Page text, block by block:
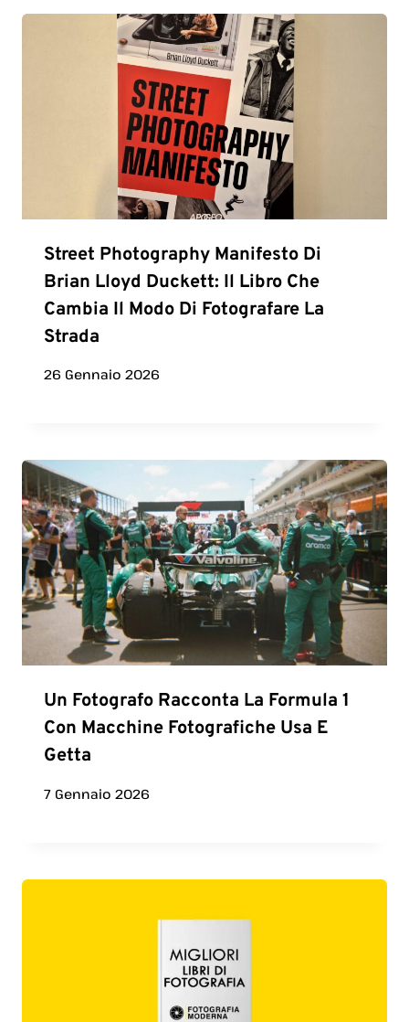
Street Photography Manifesto Di
Brian Lloyd Duckett: Il Libro Che
Cambia Il Modo Di Fotografare La
Strada
26 Gennaio 2026
Un Fotografo Racconta La Formula 1
Con Macchine Fotografiche Usa E
Getta
7 Gennaio 2026